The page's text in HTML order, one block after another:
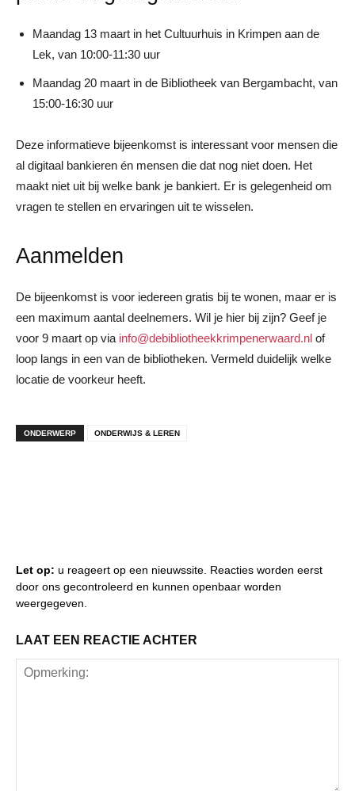
Maandag 13 maart in het Cultuurhuis in Krimpen aan de
Lek, van 10:00-11:30 uur
Maandag 20 maart in de Bibliotheek van Bergambacht, van
15:00-16:30 uur
Deze informatieve bijeenkomst is interessant voor mensen die
al digitaal bankieren én mensen die dat nog niet doen. Het
maakt niet uit bij welke bank je bankiert. Er is gelegenheid om
vragen te stellen en ervaringen uit te wisselen.
Aanmelden
De bijeenkomst is voor iedereen gratis bij te wonen, maar er is
een maximum aantal deelnemers. Wil je hier bij zijn? Geef je
voor 9 maart op via info@debibliotheekkrimpenerwaard.nl of
loop langs in een van de bibliotheken. Vermeld duidelijk welke
locatie de voorkeur heeft.
ONDERWERP ONDERWIJS & LEREN
Let op: u reageert op een nieuwssite. Reacties worden eerst
door ons gecontroleerd en kunnen openbaar worden
weergegeven.
LAAT EEN REACTIE ACHTER